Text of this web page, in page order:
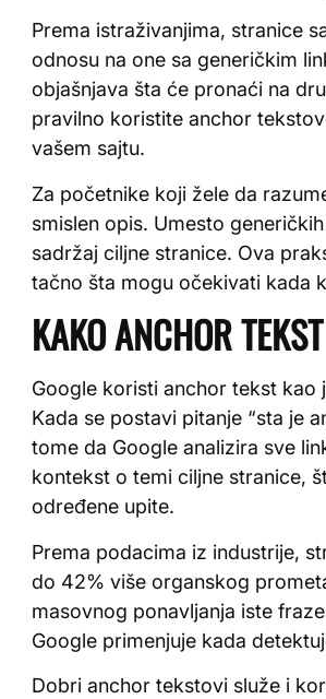
Prema istraživanjima, stranice
odnosu na one sa generičkim
objašnjava šta će pronaći na
pravilno koristite anchor
vašem sajtu.
Za početnike koji žele da
smislen opis. Umesto
sadržaj ciljne stranice. Ova
tačno šta mogu očekivati kada
KAKO ANCHOR
Google koristi anchor tekst kao
Kada se postavi pitanje “sta je
tome da Google analizira sve
kontekst o temi ciljne stranice,
određene upite.
Prema podacima iz industrije,
do 42% više organskog
masovnog ponavljanja iste
Google primenjuje kada
Dobri anchor tekstovi služe i